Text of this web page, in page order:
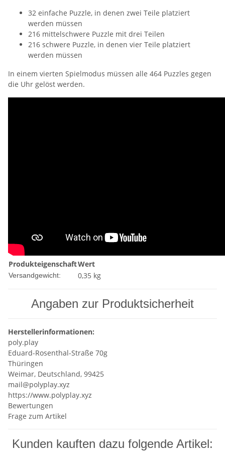
32 einfache Puzzle, in denen zwei Teile platziert
werden müssen
216 mittelschwere Puzzle mit drei Teilen
216 schwere Puzzle, in denen vier Teile platziert
werden müssen
In einem vierten Spielmodus müssen alle 464 Puzzles gegen
die Uhr gelöst werden.
ProdukteigenschaftWert
Versandgewicht: 0,35 kg
Angaben zur Produktsicherheit
Herstellerinformationen:
poly.play
Eduard-Rosenthal-Straße 70g
Thüringen
Weimar, Deutschland, 99425
mail@polyplay.xyz
https://www.polyplay.xyz
Bewertungen
Frage zum Artikel
Kunden kauften dazu folgende Artikel: